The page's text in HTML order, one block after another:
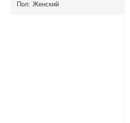
Пол: Женский